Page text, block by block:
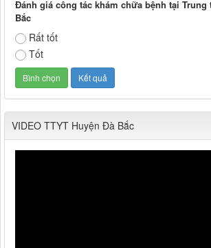
Đánh giá công tác khám chữa bệnh tại Trung
Bắc
Rất tốt
Tốt
VIDEO TTYT Huyện Đà Bắc